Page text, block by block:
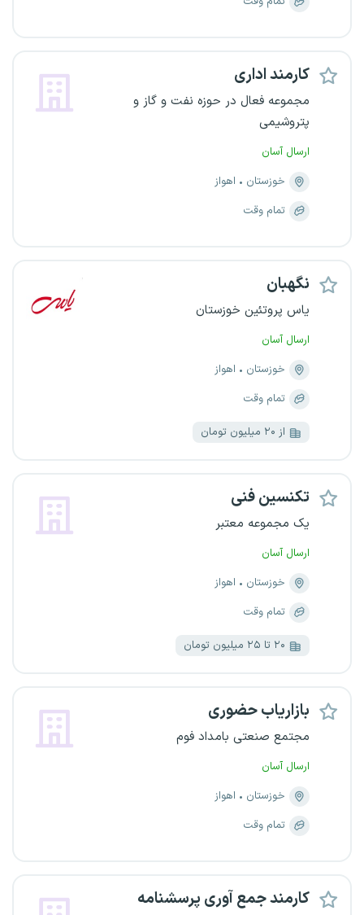
کارمند اداری
مجموعه فعال در حوزه نفت و گاز و
پتروشیمی
ارسال آسان
خوزستان
اهواز
تمام وقت
نگهبان
یاس پروتئین خوزستان
ارسال آسان
خوزستان
اهواز
تمام وقت
از ۲۰ میلیون تومان
تکنسین فنی
یک مجموعه معتبر
ارسال آسان
خوزستان
اهواز
تمام وقت
۲۰ تا ۲۵ میلیون تومان
بازاریاب حضوری
مجتمع صنعتی بامداد فوم
ارسال آسان
خوزستان
اهواز
تمام وقت
کارمند جمع آوری پرسشنامه